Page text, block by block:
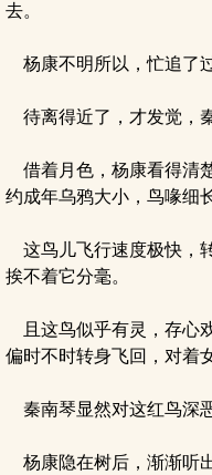
去。
杨康不明所以，忙追了过
待离得近了，才发觉，
借着月色，杨康看得清
约成年乌鸦大小，鸟喙细
这鸟儿飞行速度极快，
挨不着它分毫。
且这鸟似乎有灵，存心
偏时不时转身飞回，对着
秦南琴显然对这红鸟深
杨康隐在树后，渐渐听